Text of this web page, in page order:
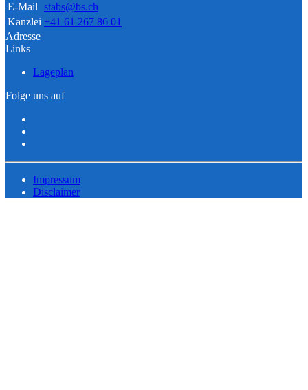
E-Mail stabs@bs.ch
Kanzlei +41 61 267 86 01
Adresse
Links
Lageplan
Folge uns auf
Impressum
Disclaimer